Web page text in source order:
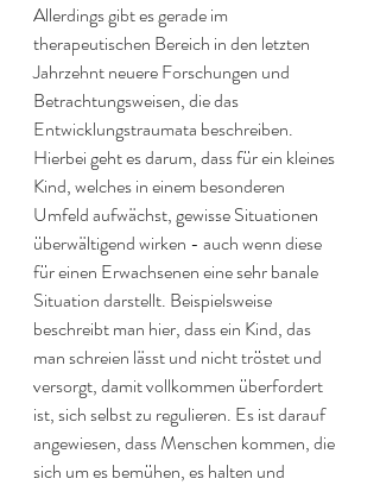
Allerdings gibt es gerade im
therapeutischen Bereich in den letzten
Jahrzehnt neuere Forschungen und
Betrachtungsweisen, die das
Entwicklungstraumata beschreiben.
Hierbei geht es darum, dass für ein kleines
Kind, welches in einem besonderen
Umfeld aufwächst, gewisse Situationen
überwältigend wirken - auch wenn diese
für einen Erwachsenen eine sehr banale
Situation darstellt. Beispielsweise
beschreibt man hier, dass ein Kind, das
man schreien lässt und nicht tröstet und
versorgt, damit vollkommen überfordert
ist, sich selbst zu regulieren. Es ist darauf
angewiesen, dass Menschen kommen, die
sich um es bemühen, es halten und